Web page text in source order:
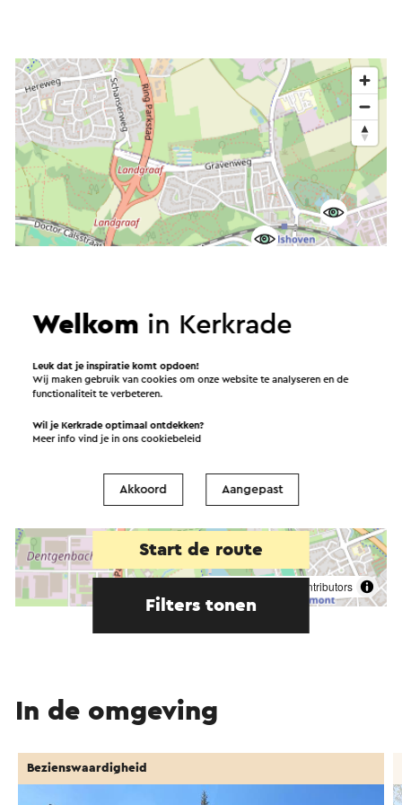
contributors
Start de route
Filters tonen
In de omgeving
Bezienswaardigheid
Welkom in Kerkrade
Leuk dat je inspiratie komt opdoen!
Wij maken gebruik van cookies om onze website te analyseren en de
functionaliteit te verbeteren.
Wil je Kerkrade optimaal ontdekken?
Meer info vind je in onscookiebeleid
Akkoord Aangepast